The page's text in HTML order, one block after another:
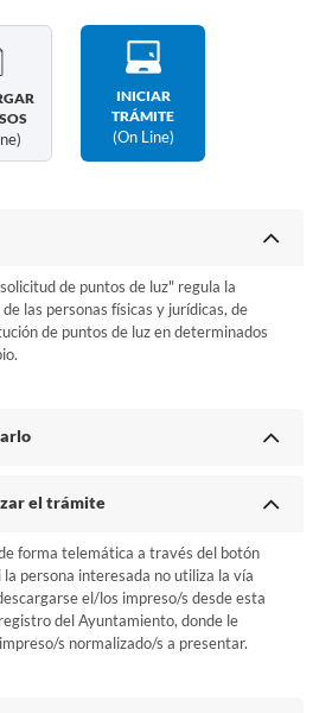
INICIAR
TRÁMITE
(on Line)
de puntos de luz" regula la
las personas físicas y jurídicas, de
de puntos de luz en determinados
el trámite
forma telemática a través del botón
persona interesada no utiliza la vía
el/los impreso/s desde esta
del Ayuntamiento, donde le
s normalizado/s a presentar.